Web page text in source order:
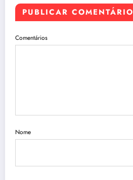
PUBLICAR COMENTÁRIO
Comentários
Nome